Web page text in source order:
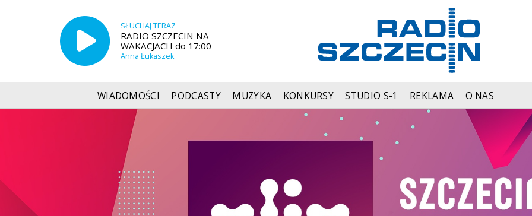
SŁUCHAJ TERAZ
RADIO SZCZECIN NA
WAKACJACH do 17:00
Anna Łukaszek
WIADOMOŚCI PODCASTY MUZYKA KONKURSY STUDIO S-1 REKLAMA O NAS